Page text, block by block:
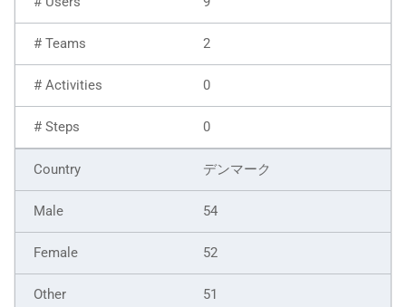
2
0
0
デンマーク
54
52
51